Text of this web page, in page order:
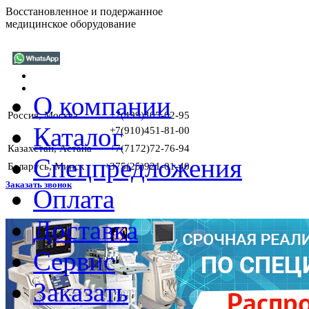
Восстановленное и подержанное
медицинское оборудование
Россия, Москва
+7(499)405-02-95
+7(910)451-81-00
Казахстан, Астана
+7(7172)72-76-94
Беларусь, Минск
+375(25)921-01-40
Заказать звонок
О компании
Каталог
Спецпредложения
Оплата
Доставка
Сервис
Заказать